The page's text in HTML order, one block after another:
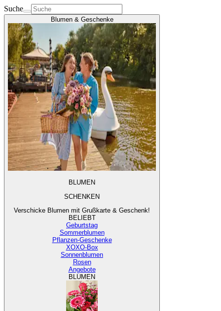
Suche
Blumen & Geschenke
BLUMEN
SCHENKEN
Verschicke Blumen mit Grußkarte & Geschenk!
BELIEBT
Geburtstag
Sommerblumen
Pflanzen-Geschenke
XOXO-Box
Sonnenblumen
Rosen
Angebote
BLUMEN